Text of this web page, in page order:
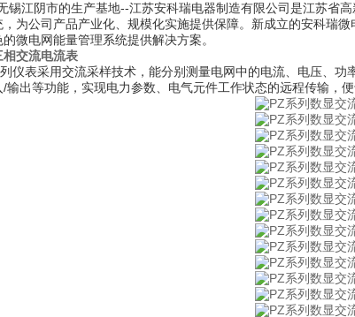
江阴市的生产基地--江苏安科瑞电器制造有限公司是江苏省
，为公司产品产业化、规模化实施提供保障。新成立的安科瑞
微电网能量管理系统提供解决方案。
相交流电流表
仪表采用交流采样技术，能分别测量电网中的电流、电压、
/输出等功能，实现电力参数、电气元件工作状态的远程传输，便